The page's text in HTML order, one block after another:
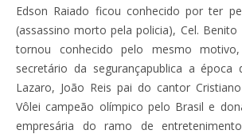
Edson Raiado ficou conhecido por ter
(assassino morto pela policia), Cel.
tornou conhecido pelo mesmo motivo,
secretário da segurançapublica a época
Lazaro, João Reis pai do cantor
Vôlei campeão olímpico pelo Brasil e
empresária do ramo de